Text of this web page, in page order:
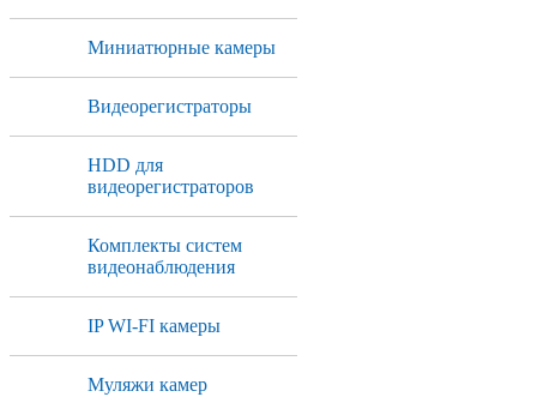
Миниатюрные камеры
Видеорегистраторы
HDD для
видеорегистраторов
Комплекты систем
видеонаблюдения
IP WI-FI камеры
Муляжи камер